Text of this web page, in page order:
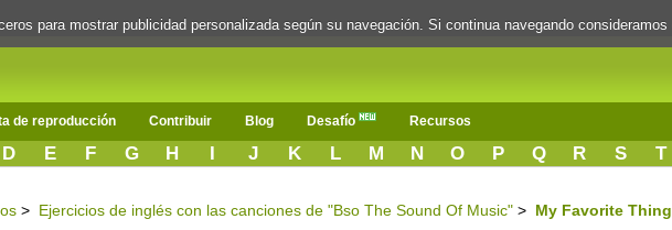
de reproducción Contribuir Blog Desafío Recursos
D E F G H I J K L M N O P Q R S T
> Ejercicios de inglés con las canciones de "Bso The Sound Of Music" > My Favorite
para mostrar publicidad personalizada según su navegación. Si continua navegando